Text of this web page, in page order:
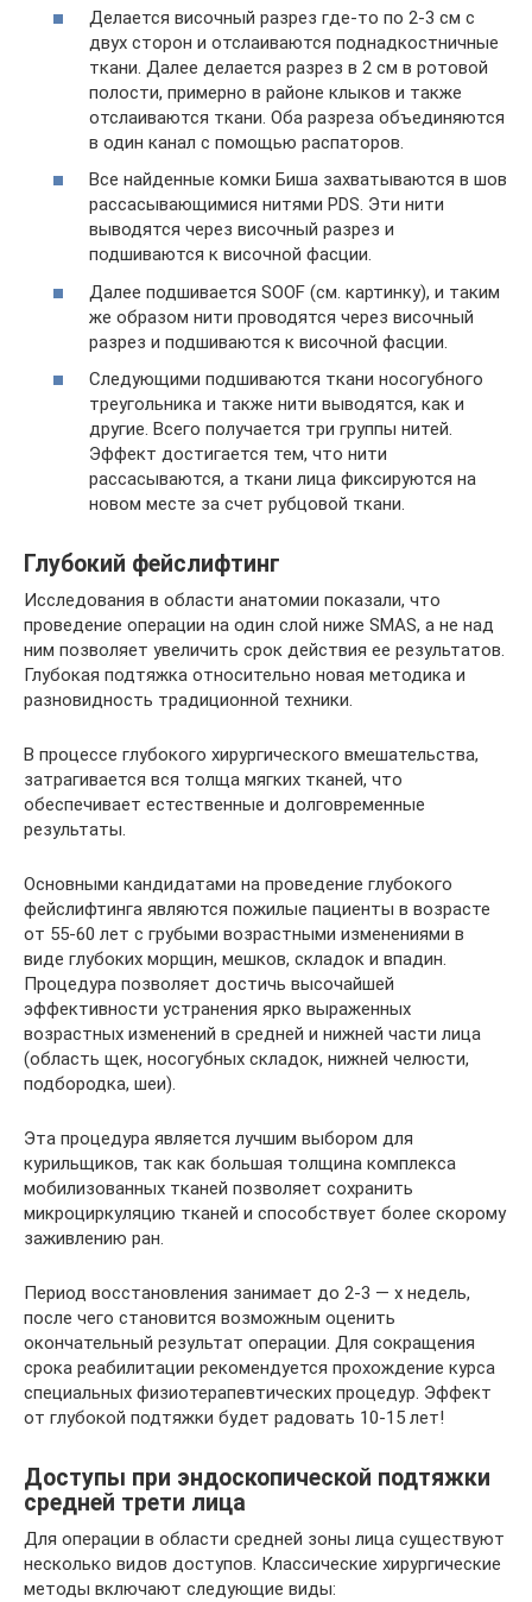
Делается височный разрез где-то по 2-3 см с
двух сторон и отслаиваются поднадкостничные
ткани. Далее делается разрез в 2 см в ротовой
полости, примерно в районе клыков и также
отслаиваются ткани. Оба разреза объединяются
в один канал с помощью распаторов.
Все найденные комки Биша захватываются в шов
рассасывающимися нитями PDS. Эти нити
выводятся через височный разрез и
подшиваются к височной фасции.
Далее подшивается SOOF (см. картинку), и таким
же образом нити проводятся через височный
разрез и подшиваются к височной фасции.
Следующими подшиваются ткани носогубного
треугольника и также нити выводятся, как и
другие. Всего получается три группы нитей.
Эффект достигается тем, что нити
рассасываются, а ткани лица фиксируются на
новом месте за счет рубцовой ткани.
Глубокий фейслифтинг
Исследования в области анатомии показали, что
проведение операции на один слой ниже SMAS, а не над
ним позволяет увеличить срок действия ее результатов.
Глубокая подтяжка относительно новая методика и
разновидность традиционной техники.
В процессе глубокого хирургического вмешательства,
затрагивается вся толща мягких тканей, что
обеспечивает естественные и долговременные
результаты.
Основными кандидатами на проведение глубокого
фейслифтинга являются пожилые пациенты в возрасте
от 55-60 лет с грубыми возрастными изменениями в
виде глубоких морщин, мешков, складок и впадин.
Процедура позволяет достичь высочайшей
эффективности устранения ярко выраженных
возрастных изменений в средней и нижней части лица
(область щек, носогубных складок, нижней челюсти,
подбородка, шеи).
Эта процедура является лучшим выбором для
курильщиков, так как большая толщина комплекса
мобилизованных тканей позволяет сохранить
микроциркуляцию тканей и способствует более скорому
заживлению ран.
Период восстановления занимает до 2-3 — х недель,
после чего становится возможным оценить
окончательный результат операции. Для сокращения
срока реабилитации рекомендуется прохождение курса
специальных физиотерапевтических процедур. Эффект
от глубокой подтяжки будет радовать 10-15 лет!
Доступы при эндоскопической подтяжки
средней трети лица
Для операции в области средней зоны лица существуют
несколько видов доступов. Классические хирургические
методы включают следующие виды: